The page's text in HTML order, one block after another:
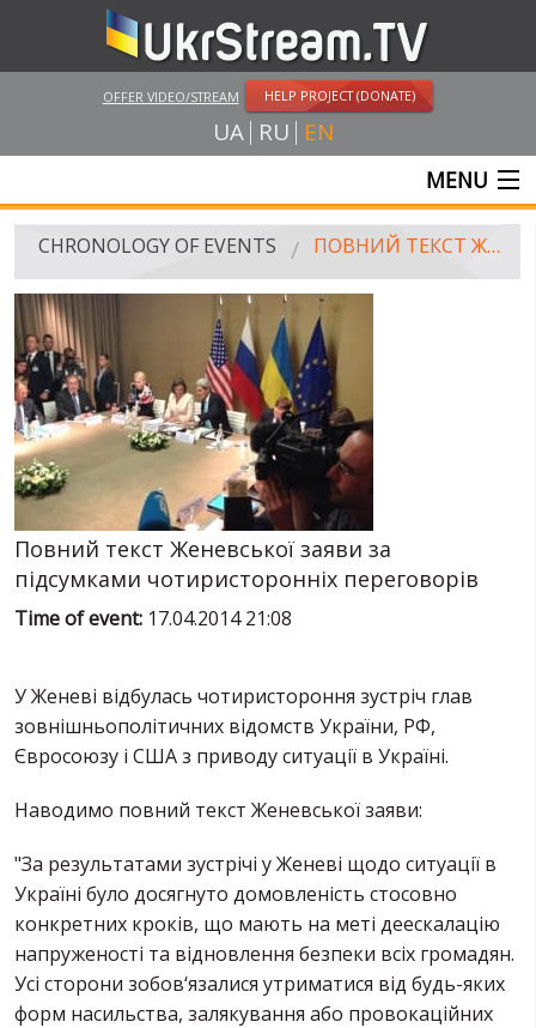
OFFER VIDEO/STREAM HELP PROJECT (DONATE)
UA RU EN
MENU
MAIN
VIDEOS
RUSSIA-UKRAINE WAR
WINTER ON FIRE: UKRAINE'S FIGHT FOR FREEDOM
CHRONOLOGY OF EUROMAIDAN
SERVICES
CHRONOLOGY OF EVENTS ПОВНИЙ ТЕКСТ ЖЕНЕВСЬКОЇ ЗАЯВИ ЗА ПІДСУМКАМИ ЧОТИРИСТОРОННІХ ПЕРЕГОВОРІВ
Повний текст Женевської заяви за
підсумками чотиристоронніх переговорів
Time of event: 17.04.2014 21:08
У Женеві відбулась чотиристороння зустріч глав
зовнішньополітичних відомств України, РФ,
Євросоюзу і США з приводу ситуації в Україні.
Наводимо повний текст Женевської заяви:
"За результатами зустрічі у Женеві щодо ситуації в
Україні було досягнуто домовленість стосовно
конкретних кроків, що мають на меті деескалацію
напруженості та відновлення безпеки всіх громадян.
Усі сторони зобов‘язалися утриматися від будь-яких
форм насильства, залякування або провокаційних